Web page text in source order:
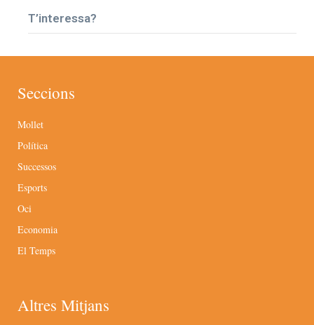
T’interessa?
Seccions
Mollet
Política
Successos
Esports
Oci
Economia
El Temps
Altres Mitjans